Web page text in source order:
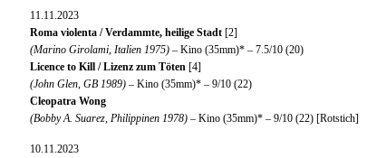
11.11.2023
Roma violenta / Verdammte, heilige Stadt [2]
(Marino Girolami, Italien 1975) – Kino (35mm)* – 7.5/10 (20)
Licence to Kill / Lizenz zum Töten [4]
(John Glen, GB 1989) – Kino (35mm)* – 9/10 (22)
Cleopatra Wong
(Bobby A. Suarez, Philippinen 1978) – Kino (35mm)* – 9/10 (22) [Rotstich]
10.11.2023